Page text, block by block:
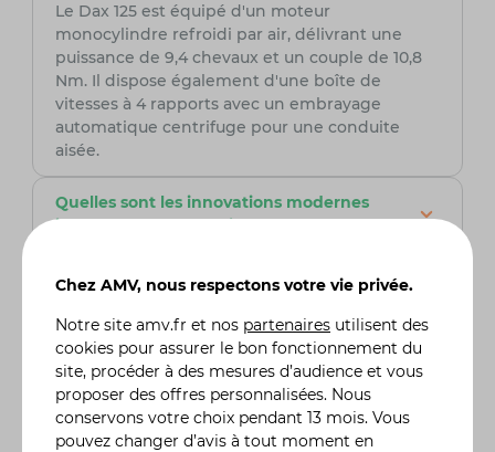
Le Dax 125 est équipé d'un moteur
monocylindre refroidi par air, délivrant une
puissance de 9,4 chevaux et un couple de 10,8
Nm. Il dispose également d'une boîte de
vitesses à 4 rapports avec un embrayage
automatique centrifuge pour une conduite
aisée.
Quelles sont les innovations modernes
intégrées dans le design du Dax 125 ?
tout le véhicule, un phare rond avec une
signature lumineuse diurne, un système de
freinage ABS, un tableau de bord entièrement
numérique offrant diverses informations et une
conception ergonomique pour une conduite
confortable.
Chez AMV, nous respectons votre vie privée.
Notre site amv.fr et nos partenaires utilisent des
cookies pour assurer le bon fonctionnement du
site, procéder à des mesures d’audience et vous
proposer des offres personnalisées. Nous
conservons votre choix pendant 13 mois. Vous
pouvez changer d’avis à tout moment en